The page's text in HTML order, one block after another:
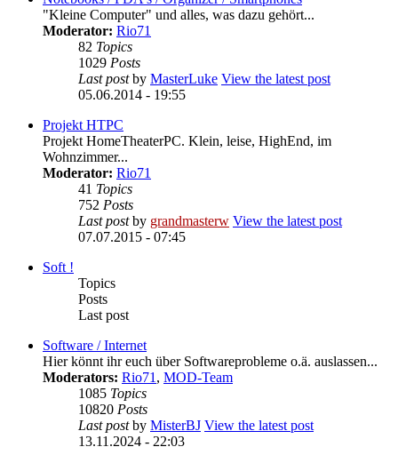
"Kleine Computer" und alles, was dazu gehört...
Moderator: Rio71
82 Topics
1029 Posts
Last postby MasterLuke View the latest post
05.06.2014 - 19:55
Projekt HTPC
Projekt HomeTheaterPC. Klein, leise, HighEnd, im
Wohnzimmer...
Moderator: Rio71
41 Topics
752 Posts
Last postby grandmasterw View the latest post
07.07.2015 - 07:45
Soft !
Topics
Posts
Last post
Software / Internet
Hier könnt ihr euch über Softwareprobleme o.ä. auslassen...
Moderators: Rio71, MOD-Team
1085 Topics
10820 Posts
Last postby MisterBJ View the latest post
13.11.2024 - 22:03